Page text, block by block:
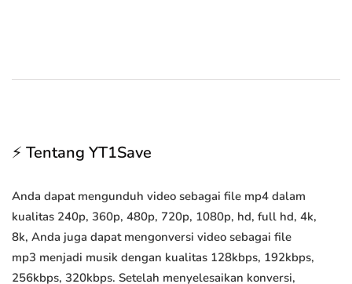
⚡ Tentang YT1Save
Anda dapat mengunduh video sebagai file mp4 dalam
kualitas 240p, 360p, 480p, 720p, 1080p, hd, full hd, 4k,
8k, Anda juga dapat mengonversi video sebagai file
mp3 menjadi musik dengan kualitas 128kbps, 192kbps,
256kbps, 320kbps. Setelah menyelesaikan konversi,